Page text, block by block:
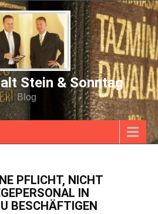
Stein & Sonntag
Blog
PFLICHT, NICHT
IN
BESCHÄFTIGEN